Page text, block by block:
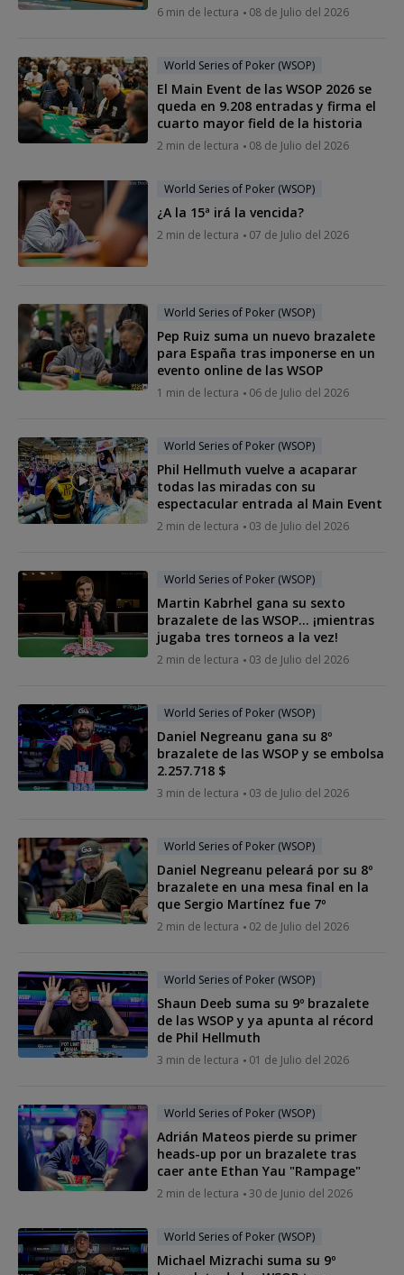
6 min de lectura 08 de Julio del 2026
World Series of Poker (WSOP)
El Main Event de las WSOP 2026 se
queda en 9.208 entradas y firma el
cuarto mayor field de la historia
2 min de lectura 08 de Julio del 2026
World Series of Poker (WSOP)
¿A la 15ª irá la vencida?
2 min de lectura 07 de Julio del 2026
World Series of Poker (WSOP)
Pep Ruiz suma un nuevo brazalete
para España tras imponerse en un
evento online de las WSOP
1 min de lectura 06 de Julio del 2026
World Series of Poker (WSOP)
Phil Hellmuth vuelve a acaparar
todas las miradas con su
espectacular entrada al Main Event
2 min de lectura 03 de Julio del 2026
World Series of Poker (WSOP)
Martin Kabrhel gana su sexto
brazalete de las WSOP... ¡mientras
jugaba tres torneos a la vez!
2 min de lectura 03 de Julio del 2026
World Series of Poker (WSOP)
Daniel Negreanu gana su 8º
brazalete de las WSOP y se embolsa
2.257.718 $
3 min de lectura 03 de Julio del 2026
World Series of Poker (WSOP)
Daniel Negreanu peleará por su 8º
brazalete en una mesa final en la
que Sergio Martínez fue 7º
2 min de lectura 02 de Julio del 2026
World Series of Poker (WSOP)
Shaun Deeb suma su 9º brazalete
de las WSOP y ya apunta al récord
de Phil Hellmuth
3 min de lectura 01 de Julio del 2026
World Series of Poker (WSOP)
Adrián Mateos pierde su primer
heads-up por un brazalete tras
caer ante Ethan Yau "Rampage"
2 min de lectura 30 de Junio del 2026
World Series of Poker (WSOP)
Michael Mizrachi suma su 9º